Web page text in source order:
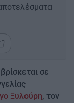
σε
Ξυλούρη, τον